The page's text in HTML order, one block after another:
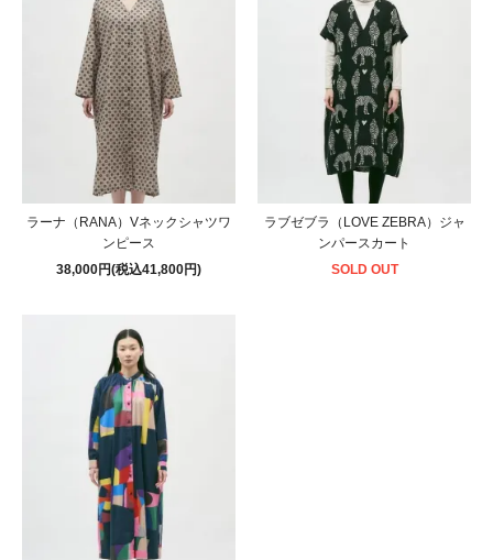
ラーナ（RANA）Vネックシャツワ
ンピース
38,000円(税込41,800円)
ラブゼブラ（LOVE ZEBRA）ジャ
ンパースカート
SOLD OUT